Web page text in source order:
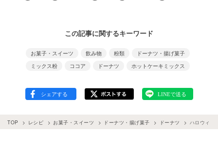
この記事に関するキーワード
お菓子・スイーツ 飲み物 粉類
ドーナツ・揚げ菓子
ミックス粉
ココア ドーナツ ホットケーキミックス
TOP レシピ お菓子・スイーツ ドーナツ・揚げ菓子 ドーナツ ハロウィン